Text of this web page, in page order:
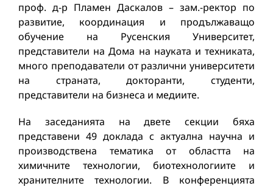
проф. д-р Пламен Даскалов – зам.-ректор по
развитие, координация и продължаващо
обучение на Русенския Университет,
представители на Дома на науката и техниката,
много преподаватели от различни университети
на страната, докторанти, студенти,
представители на бизнеса и медиите.
На заседанията на двете секции бяха
представени 49 доклада с актуална научна и
производствена тематика от областта на
химичните технологии, биотехнологиите и
хранителните технологии. В конференцията